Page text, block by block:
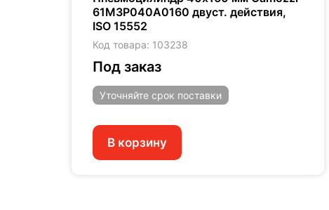
61M3P040A0160 двуст. действия,
ISO 15552
Код товара: 103238
Под заказ
Уточняйте срок поставки
В корзину